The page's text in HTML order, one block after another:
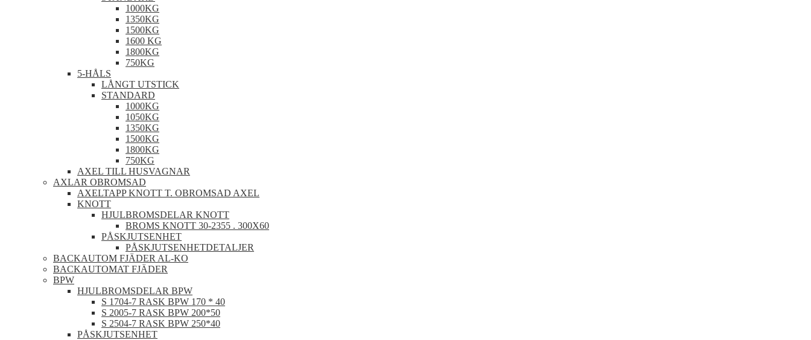
1000KG
1350KG
1500KG
1600 KG
1800KG
750KG
5-HÅLS
LÅNGT UTSTICK
STANDARD
1000KG
1050KG
1350KG
1500KG
1800KG
750KG
AXEL TILL HUSVAGNAR
AXLAR OBROMSAD
AXELTAPP KNOTT T. OBROMSAD AXEL
KNOTT
HJULBROMSDELAR KNOTT
BROMS KNOTT 30-2355 . 300X60
PÅSKJUTSENHET
PÅSKJUTSENHETDETALJER
BACKAUTOM FJÄDER AL-KO
BACKAUTOMAT FJÄDER
BPW
HJULBROMSDELAR BPW
S 1704-7 RASK BPW 170 * 40
S 2005-7 RASK BPW 200*50
S 2504-7 RASK BPW 250*40
PÅSKJUTSENHET